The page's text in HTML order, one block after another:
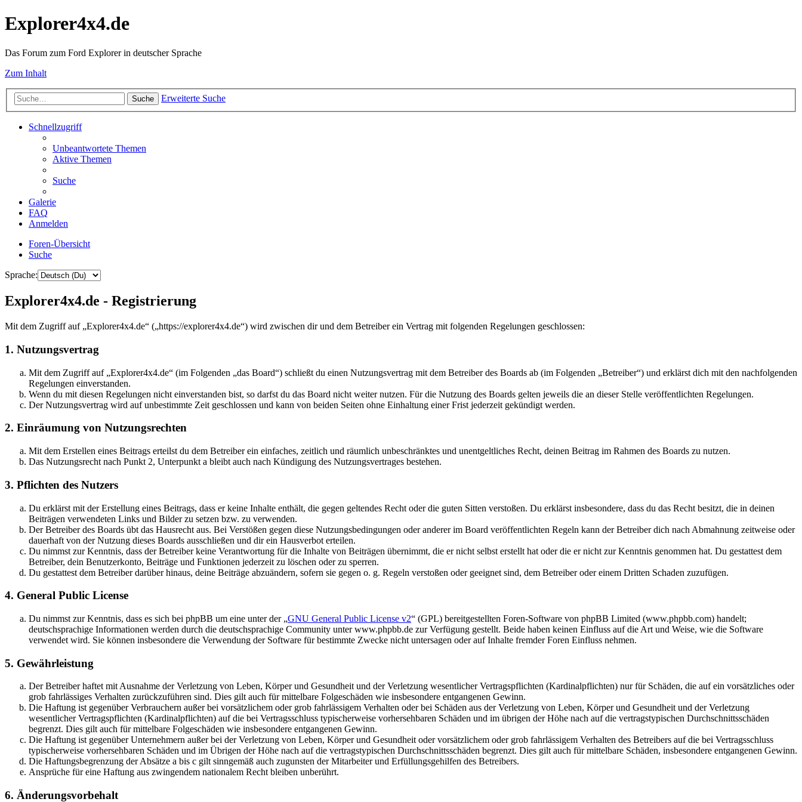
Explorer4x4.de
Das Forum zum Ford Explorer in deutscher Sprache
Zum Inhalt
Suche Erweiterte Suche
Schnellzugriff
Unbeantwortete Themen
Aktive Themen
Suche
Galerie
FAQ
Anmelden
Foren-Übersicht
Suche
Sprache:
Explorer4x4.de - Registrierung
Mit dem Zugriff auf „Explorer4x4.de“ („https://explorer4x4.de“) wird zwischen dir und dem Betreiber ein Vertrag mit folgenden Regelungen geschlossen:
1. Nutzungsvertrag
Mit dem Zugriff auf „Explorer4x4.de“ (im Folgenden „das Board“) schließt du einen Nutzungsvertrag mit dem Betreiber des Boards ab (im Folgenden „Betreiber“) und erklärst dich mit den nachfolgenden
Regelungen einverstanden.
Wenn du mit diesen Regelungen nicht einverstanden bist, so darfst du das Board nicht weiter nutzen. Für die Nutzung des Boards gelten jeweils die an dieser Stelle veröffentlichten Regelungen.
Der Nutzungsvertrag wird auf unbestimmte Zeit geschlossen und kann von beiden Seiten ohne Einhaltung einer Frist jederzeit gekündigt werden.
2. Einräumung von Nutzungsrechten
Mit dem Erstellen eines Beitrags erteilst du dem Betreiber ein einfaches, zeitlich und räumlich unbeschränktes und unentgeltliches Recht, deinen Beitrag im Rahmen des Boards zu nutzen.
Das Nutzungsrecht nach Punkt 2, Unterpunkt a bleibt auch nach Kündigung des Nutzungsvertrages bestehen.
3. Pflichten des Nutzers
Du erklärst mit der Erstellung eines Beitrags, dass er keine Inhalte enthält, die gegen geltendes Recht oder die guten Sitten verstoßen. Du erklärst insbesondere, dass du das Recht besitzt, die in deinen
Beiträgen verwendeten Links und Bilder zu setzen bzw. zu verwenden.
Der Betreiber des Boards übt das Hausrecht aus. Bei Verstößen gegen diese Nutzungsbedingungen oder anderer im Board veröffentlichten Regeln kann der Betreiber dich nach Abmahnung zeitweise oder
dauerhaft von der Nutzung dieses Boards ausschließen und dir ein Hausverbot erteilen.
Du nimmst zur Kenntnis, dass der Betreiber keine Verantwortung für die Inhalte von Beiträgen übernimmt, die er nicht selbst erstellt hat oder die er nicht zur Kenntnis genommen hat. Du gestattest dem
Betreiber, dein Benutzerkonto, Beiträge und Funktionen jederzeit zu löschen oder zu sperren.
Du gestattest dem Betreiber darüber hinaus, deine Beiträge abzuändern, sofern sie gegen o. g. Regeln verstoßen oder geeignet sind, dem Betreiber oder einem Dritten Schaden zuzufügen.
4. General Public License
Du nimmst zur Kenntnis, dass es sich bei phpBB um eine unter der „GNU General Public License v2“ (GPL) bereitgestellten Foren-Software von phpBB Limited (www.phpbb.com) handelt;
deutschsprachige Informationen werden durch die deutschsprachige Community unter www.phpbb.de zur Verfügung gestellt. Beide haben keinen Einfluss auf die Art und Weise, wie die Software
verwendet wird. Sie können insbesondere die Verwendung der Software für bestimmte Zwecke nicht untersagen oder auf Inhalte fremder Foren Einfluss nehmen.
5. Gewährleistung
Der Betreiber haftet mit Ausnahme der Verletzung von Leben, Körper und Gesundheit und der Verletzung wesentlicher Vertragspflichten (Kardinalpflichten) nur für Schäden, die auf ein vorsätzliches oder
grob fahrlässiges Verhalten zurückzuführen sind. Dies gilt auch für mittelbare Folgeschäden wie insbesondere entgangenen Gewinn.
Die Haftung ist gegenüber Verbrauchern außer bei vorsätzlichem oder grob fahrlässigem Verhalten oder bei Schäden aus der Verletzung von Leben, Körper und Gesundheit und der Verletzung
wesentlicher Vertragspflichten (Kardinalpflichten) auf die bei Vertragsschluss typischerweise vorhersehbaren Schäden und im übrigen der Höhe nach auf die vertragstypischen Durchschnittsschäden
begrenzt. Dies gilt auch für mittelbare Folgeschäden wie insbesondere entgangenen Gewinn.
Die Haftung ist gegenüber Unternehmern außer bei der Verletzung von Leben, Körper und Gesundheit oder vorsätzlichem oder grob fahrlässigem Verhalten des Betreibers auf die bei Vertragsschluss
typischerweise vorhersehbaren Schäden und im Übrigen der Höhe nach auf die vertragstypischen Durchschnittsschäden begrenzt. Dies gilt auch für mittelbare Schäden, insbesondere entgangenen Gewinn.
Die Haftungsbegrenzung der Absätze a bis c gilt sinngemäß auch zugunsten der Mitarbeiter und Erfüllungsgehilfen des Betreibers.
Ansprüche für eine Haftung aus zwingendem nationalem Recht bleiben unberührt.
6. Änderungsvorbehalt